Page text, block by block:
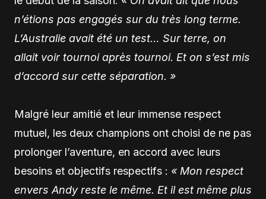
n’étions pas engagés sur du très long terme.
L’Australie avait été un test… Sur terre, on
allait voir tournoi après tournoi. Et on s’est mis
d’accord sur cette séparation. »
Malgré leur amitié et leur immense respect
mutuel, les deux champions ont choisi de ne pas
prolonger l’aventure, en accord avec leurs
besoins et objectifs respectifs : « Mon respect
envers Andy reste le même. Et il est même plus